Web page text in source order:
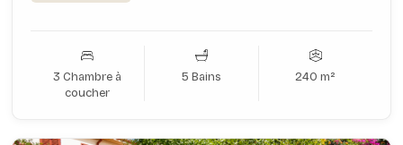
3 Chambre à
coucher
5 Bains 240 m²